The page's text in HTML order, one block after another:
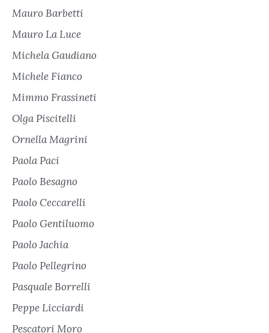
Mauro Barbetti
Mauro La Luce
Michela Gaudiano
Michele Fianco
Mimmo Frassineti
Olga Piscitelli
Ornella Magrini
Paola Paci
Paolo Besagno
Paolo Ceccarelli
Paolo Gentiluomo
Paolo Jachia
Paolo Pellegrino
Pasquale Borrelli
Peppe Licciardi
Pescatori Moro